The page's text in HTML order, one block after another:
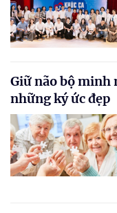
Giữ não bộ minh
những ký ức đẹp